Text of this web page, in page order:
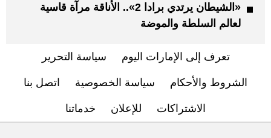
«الشيطان يرتدي برادا 2».. الأناقة مرآة قاسية
لعالم السلطة والموضة
تعرف إلى الإمارات اليوم سياسة التحرير
الشروط والأحكام سياسة الخصوصية اتصل بنا
الاشتراكات للإعلان خدماتنا